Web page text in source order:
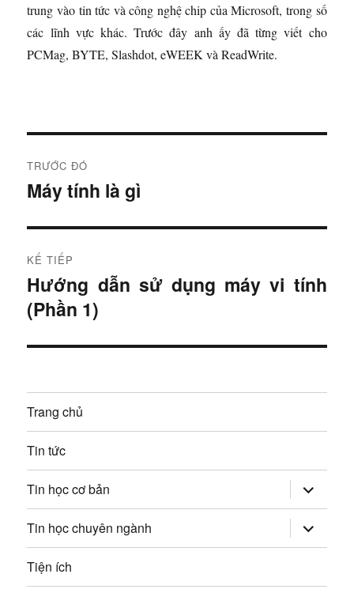
trung vào tin tức và công nghệ chip của Microsoft, trong số
các lĩnh vực khác. Trước đây anh ấy đã từng viết cho
PCMag, BYTE, Slashdot, eWEEK và ReadWrite.
i
u
h
ư
ớ
g
b
à
i
v
i
TRƯỚC ĐÓ
B
i
t
r
ư
ớ
c
Máy tính là gì
KẾ TIẾP
B
à
t
ế
p
:
Hướng dẫn sử dụng máy vi tính
(Phần 1)
Trang chủ
Tin tức
Tin học cơ bản mở
rộng
trình
đơn
con
Tin học chuyên ngành mở
rộng
trình
Tiện ích